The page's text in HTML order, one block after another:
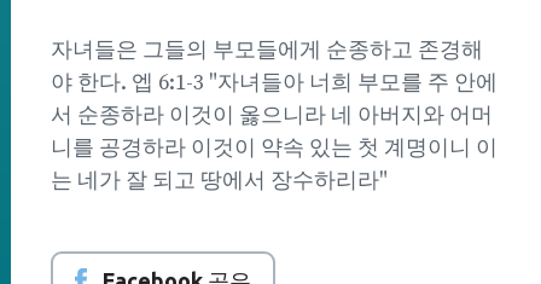
자녀들은 그들의 부모들에게 순종하고 존경해
야 한다. 엡 6:1-3 "자녀들아 너희 부모를 주 안에
서 순종하라 이것이 옳으니라 네 아버지와 어머
니를 공경하라 이것이 약속 있는 첫 계명이니 이
는 네가 잘 되고 땅에서 장수하리라"